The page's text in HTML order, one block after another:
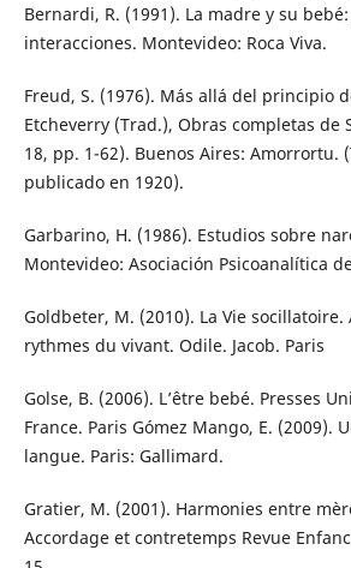
Bernardi, R. (1991). La madre y su
interacciones. Montevideo: Roca Viva.
Freud, S. (1976). Más allá del principio
Etcheverry (Trad.), Obras completas de
18, pp. 1-62). Buenos Aires: Amorrortu.
publicado en 1920).
Garbarino, H. (1986). Estudios sobre
Montevideo: Asociación Psicoanalítica
Goldbeter, M. (2010). La Vie socillatoire.
rythmes du vivant. Odile. Jacob. Paris
Golse, B. (2006). L’être bebé. Presses
France. Paris Gómez Mango, E. (2009).
langue. Paris: Gallimard.
Gratier, M. (2001). Harmonies entre
Accordage et contretemps Revue